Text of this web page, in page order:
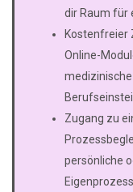
dir Raum für
Kostenfreier
Online-
Zugang zu
persönliche